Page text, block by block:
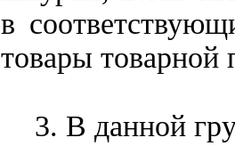
в
товары товарной
3. В данной